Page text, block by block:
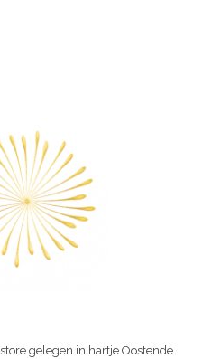
gelegen in hartje Oostende.